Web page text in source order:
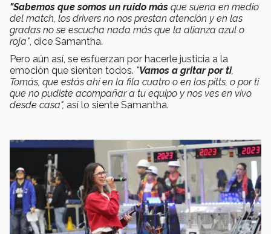
"Sabemos que somos un ruido más que suena en medio
del match, los drivers no nos prestan atención y en las
gradas no se escucha nada más que la alianza azul o
roja" , dice Samantha.
Pero aún así, se esfuerzan por hacerle justicia a la
emoción que sienten todos. "Vamos a gritar por ti,
Tomás, que estás ahí en la fila cuatro o en los pitts, o por ti
que no pudiste acompañar a tu equipo y nos ves en vivo
desde casa", así lo siente Samantha.